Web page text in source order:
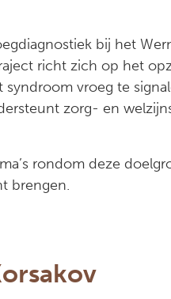
bij het
richt zich op het
vroeg te
zorg- en
rondom deze
brengen.